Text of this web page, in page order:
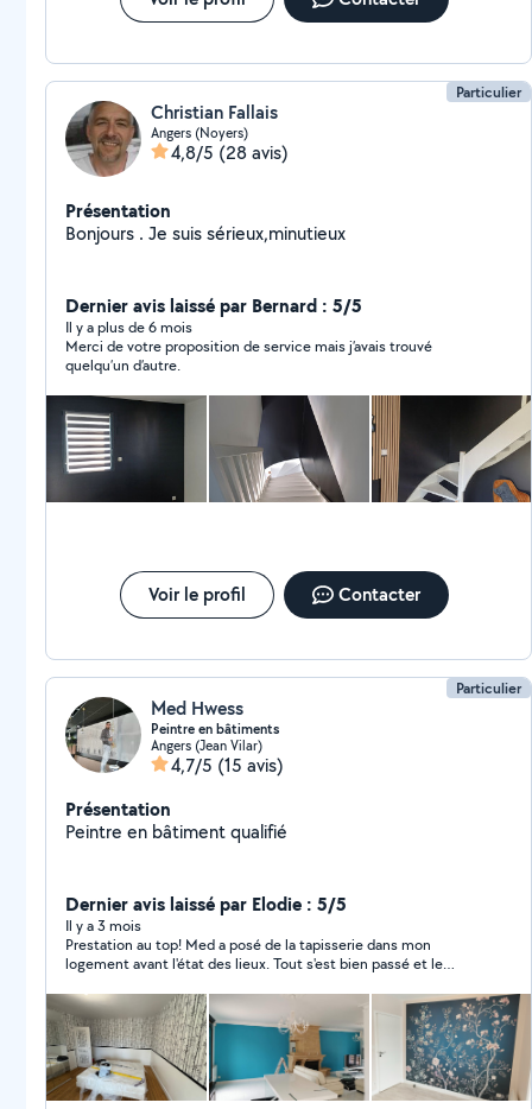
votre intérieur avec sérénité ! Contactez-nous pour un
Particulier
Christian Fallais
Angers (Noyers)
4,8/5 (28 avis)
Présentation
Bonjours . Je suis sérieux,minutieux
Dernier avis laissé par Bernard : 5/5
Il y a plus de 6 mois
Merci de votre proposition de service mais j’avais trouvé
quelqu’un d’autre.
Voir le profil Contacter
Particulier
Med Hwess
Peintre en bâtiments
Angers (Jean Vilar)
4,7/5 (15 avis)
Présentation
Peintre en bâtiment qualifié
Dernier avis laissé par Elodie : 5/5
Il y a 3 mois
Prestation au top! Med a posé de la tapisserie dans mon
logement avant l'état des lieux. Tout s'est bien passé et le
sympathique. Merci à toi !!